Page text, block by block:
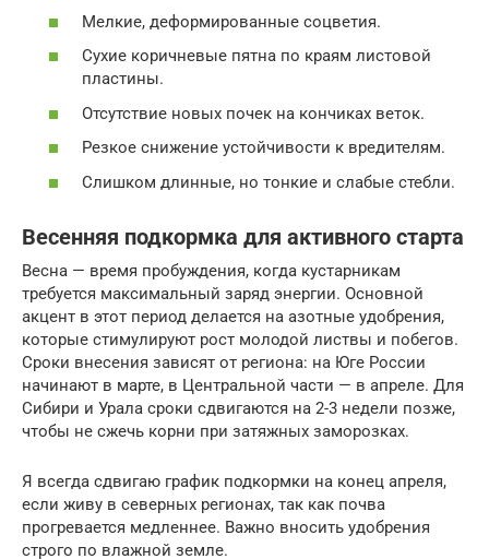
Мелкие, деформированные соцветия.
Сухие коричневые пятна по краям листовой
пластины.
Отсутствие новых почек на кончиках веток.
Резкое снижение устойчивости к вредителям.
Слишком длинные, но тонкие и слабые стебли.
Весенняя подкормка для активного старта
Весна — время пробуждения, когда кустарникам
требуется максимальный заряд энергии. Основной
акцент в этот период делается на азотные удобрения,
которые стимулируют рост молодой листвы и побегов.
Сроки внесения зависят от региона: на Юге России
начинают в марте, в Центральной части — в апреле. Для
Сибири и Урала сроки сдвигаются на 2-3 недели позже,
чтобы не сжечь корни при затяжных заморозках.
Я всегда сдвигаю график подкормки на конец апреля,
если живу в северных регионах, так как почва
прогревается медленнее. Важно вносить удобрения
строго по влажной земле.